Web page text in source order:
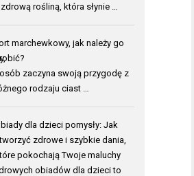
rośliną, która słynie …
marchewkowy, jak należy go
zaczyna swoją przygodę z
rodzaju ciast …
dla dzieci pomysły: Jak
zdrowe i szybkie dania,
pokochają Twoje maluchy
obiadów dla dzieci to